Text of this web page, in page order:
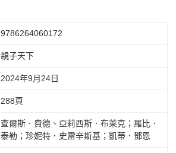
9786264060172
親子天下
2024年9月24日
288頁
查爾斯．費德、亞莉西斯．布萊克；羅比．
泰勒；珍妮特．史雷辛斯基；凱蒂．鄧恩